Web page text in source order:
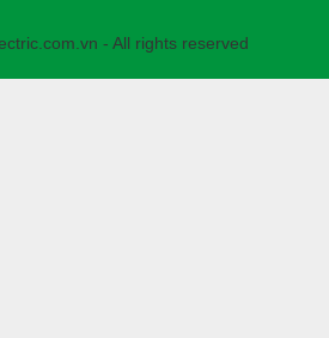
- All rights reserved